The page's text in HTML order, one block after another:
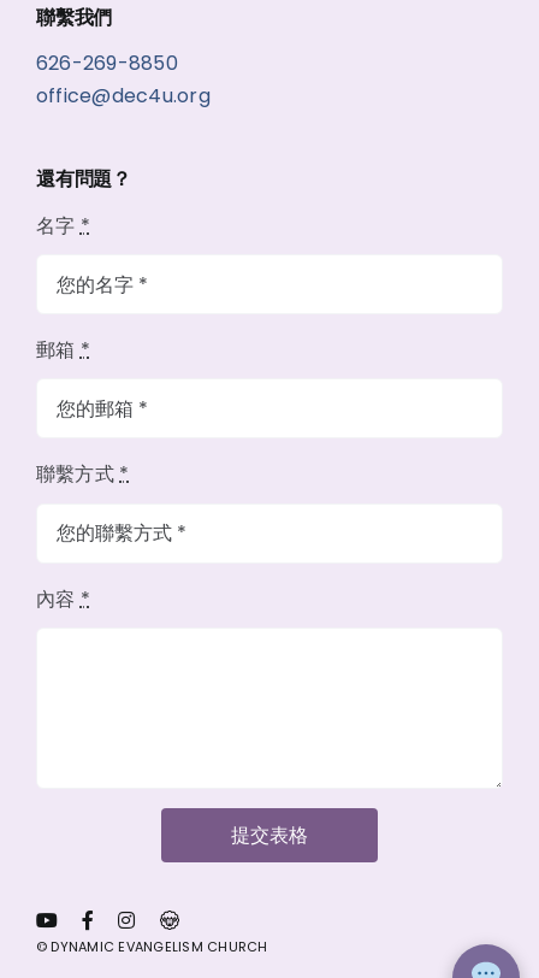
聯繫我們
626-269-8850
office@dec4u.org
還有問題？
名字*
郵箱*
聯繫方式*
內容*
提交表格
© DYNAMIC EVANGELISM CHURCH